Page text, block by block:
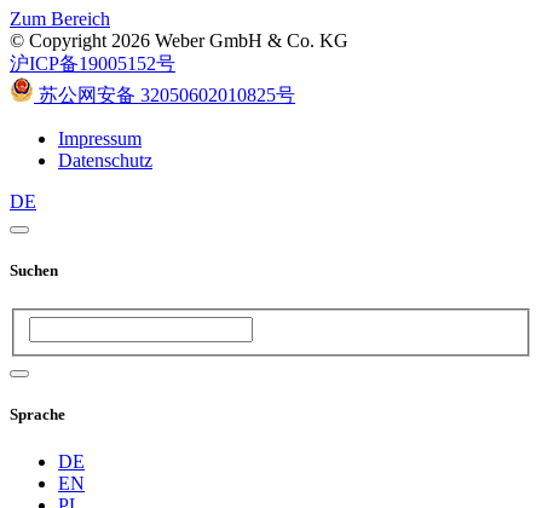
Zum Bereich
© Copyright 2026 Weber GmbH & Co. KG
沪ICP备19005152号
苏公网安备 32050602010825号
Impressum
Datenschutz
DE
Suchen
Sprache
DE
EN